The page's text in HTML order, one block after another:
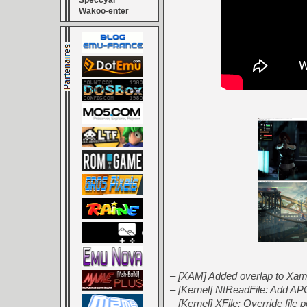
Wakoo-enter
– [XAM] Added overlap to
– [Kernel] NtReadFile: Add
– [Kernel] XFile: Override file